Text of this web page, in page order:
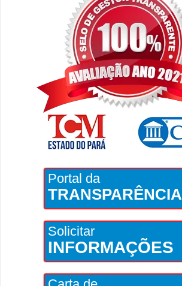
Portal da
TRANSPARÊNCIA
Solicitar
INFORMAÇÕES